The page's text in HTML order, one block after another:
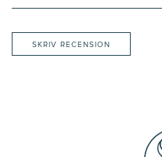
SKRIV RECENSION